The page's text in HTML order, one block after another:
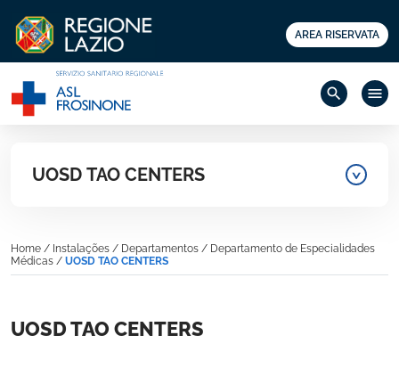
AREA RISERVATA
search menu
UOSD TAO CENTERS
Home / Instalações / Departamentos / Departamento de Especialidades
Médicas / UOSD TAO CENTERS
UOSD TAO CENTERS